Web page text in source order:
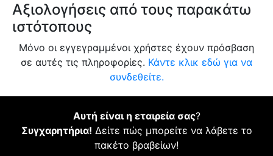
Αξιολογήσεις από τους παρακάτω
ιστότοπους
Μόνο οι εγγεγραμμένοι χρήστες έχουν πρόσβαση
σε αυτές τις πληροφορίες. Κάντε κλικ εδώ για να
συνδεθείτε.
Αυτή είναι η εταιρεία σας?
Συγχαρητήρια! Δείτε πώς μπορείτε να λάβετε το
πακέτο βραβείων!